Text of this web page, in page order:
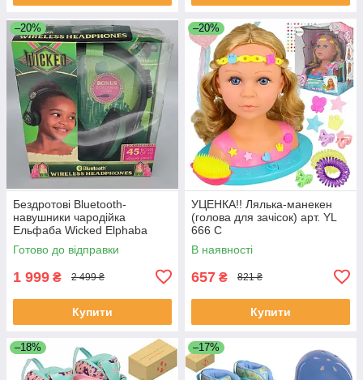
–20%
Бездротові Bluetooth-
навушники чародійка
Ельфаба Wicked Elphaba
Kids Bluetooth Wireless
Headphones
Готово до відправки
1 999 ₴ 2 499 ₴
Купити
–20%
УЦЕНКА!! Лялька-манекен
(голова для зачісок) арт. YL
666 C
В наявності
657 ₴ 821 ₴
Купити
–18% –17%